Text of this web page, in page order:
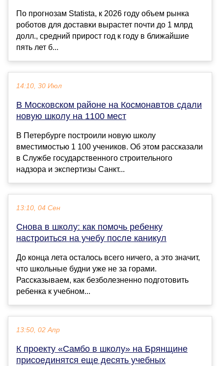
По прогнозам Statista, к 2026 году объем рынка
роботов для доставки вырастет почти до 1 млрд
долл., средний прирост год к году в ближайшие
пять лет б...
14:10, 30 Июл
В Московском районе на Космонавтов сдали
новую школу на 1100 мест
В Петербурге построили новую школу
вместимостью 1 100 учеников. Об этом рассказали
в Службе государственного строительного
надзора и экспертизы Санкт...
13:10, 04 Сен
Снова в школу: как помочь ребенку
настроиться на учебу после каникул
До конца лета осталось всего ничего, а это значит,
что школьные будни уже не за горами.
Рассказываем, как безболезненно подготовить
ребенка к учебном...
13:50, 02 Апр
К проекту «Самбо в школу» на Брянщине
присоединятся еще десять учебных